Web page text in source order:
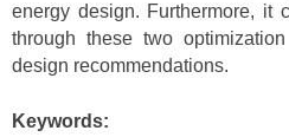
energy design. Furthermore, it
through these two
design recommendations.
Keywords: